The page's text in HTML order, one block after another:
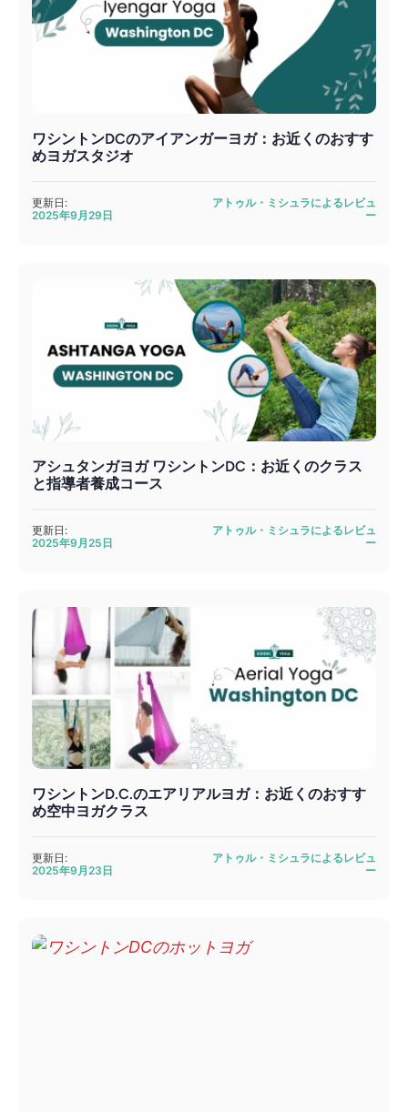
ワシントンDCのアイアンガーヨガ：お近くのおすす
めヨガスタジオ
更新日:
2025年9月29日
アトゥル・ミシュラによるレビュ
ー
アシュタンガヨガ ワシントンDC：お近くのクラス
と指導者養成コース
更新日:
2025年9月25日
アトゥル・ミシュラによるレビュ
ー
ワシントンD.C.のエアリアルヨガ：お近くのおすす
め空中ヨガクラス
更新日:
2025年9月23日
アトゥル・ミシュラによるレビュ
ー